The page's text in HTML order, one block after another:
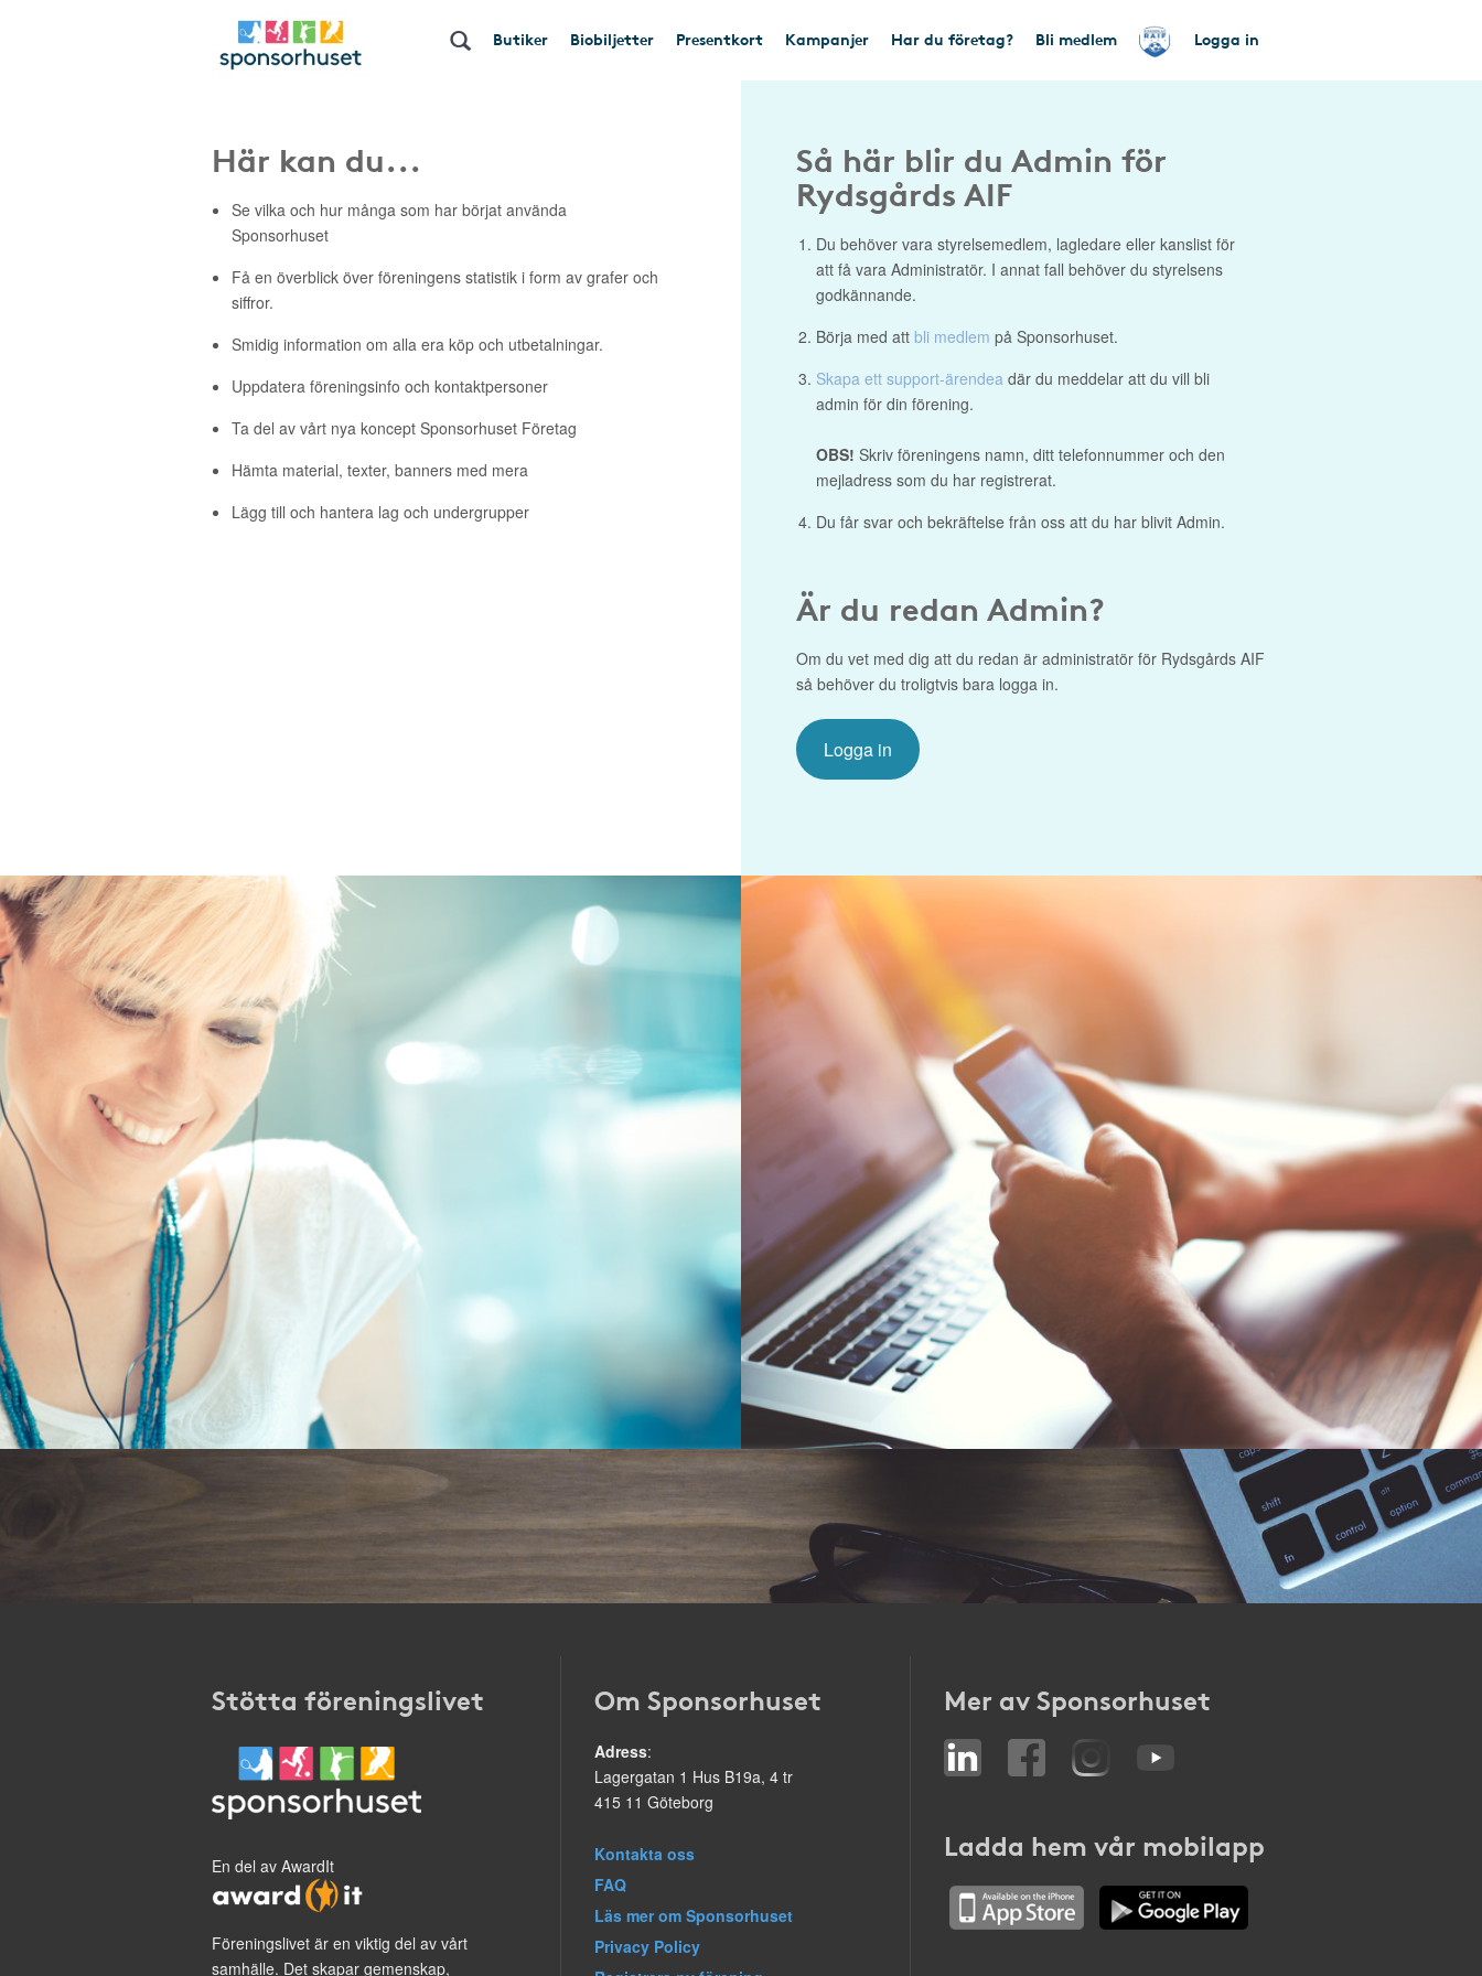
Butiker Biobiljetter Presentkort Kampanjer Har du företag? Bli medlem Logga in
Här kan du...
Se vilka och hur många som har börjat använda
Sponsorhuset
Få en överblick över föreningens statistik i form av grafer och
siffror.
Smidig information om alla era köp och utbetalningar.
Uppdatera föreningsinfo och kontaktpersoner
Ta del av vårt nya koncept Sponsorhuset Företag
Hämta material, texter, banners med mera
Lägg till och hantera lag och undergrupper
Så här blir du Admin för
Rydsgårds AIF
Du behöver vara styrelsemedlem, lagledare eller kanslist för
att få vara Administratör. I annat fall behöver du styrelsens
godkännande.
Börja med att bli medlem på Sponsorhuset.
Skapa ett support-ärendea där du meddelar att du vill bli
admin för din förening.
OBS! Skriv föreningens namn, ditt telefonnummer och den
mejladress som du har registrerat.
Du får svar och bekräftelse från oss att du har blivit Admin.
Är du redan Admin?
Om du vet med dig att du redan är administratör för Rydsgårds AIF
så behöver du troligtvis bara logga in.
Logga in
Stötta föreningslivet
En del av AwardIt
Föreningslivet är en viktig del av vårt
samhälle. Det skapar gemenskap,
Om Sponsorhuset
Adress:
Lagergatan 1 Hus B19a, 4 tr
415 11 Göteborg
Kontakta oss
FAQ
Läs mer om Sponsorhuset
Privacy Policy
Mer av Sponsorhuset
Ladda hem vår mobilapp